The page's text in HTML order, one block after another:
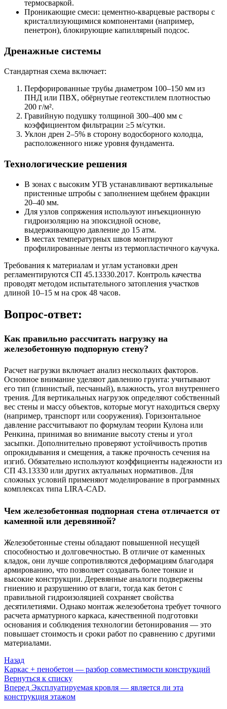
термосваркой.
Проникающие смеси: цементно-кварцевые растворы с
кристаллизующимися компонентами (например,
пенетрон), блокирующие капиллярный подсос.
Дренажные системы
Стандартная схема включает:
Перфорированные трубы диаметром 100–150 мм из
ПНД или ПВХ, обёрнутые геотекстилем плотностью
200 г/м².
Гравийную подушку толщиной 300–400 мм с
коэффициентом фильтрации ≥5 м/сутки.
Уклон дрен 2–5% в сторону водосборного колодца,
расположенного ниже уровня фундамента.
Технологические решения
В зонах с высоким УГВ устанавливают вертикальные
пристенные штробы с заполнением щебнем фракции
20–40 мм.
Для узлов сопряжения используют инъекционную
гидроизоляцию на эпоксидной основе,
выдерживающую давление до 15 атм.
В местах температурных швов монтируют
профилированные ленты из термопластичного каучука.
Требования к материалам и углам установки дрен
регламентируются СП 45.13330.2017. Контроль качества
проводят методом испытательного затопления участков
длиной 10–15 м на срок 48 часов.
Вопрос-ответ:
Как правильно рассчитать нагрузку на
железобетонную подпорную стену?
Расчет нагрузки включает анализ нескольких факторов.
Основное внимание уделяют давлению грунта: учитывают
его тип (глинистый, песчаный), влажность, угол внутреннего
трения. Для вертикальных нагрузок определяют собственный
вес стены и массу объектов, которые могут находиться сверху
(например, транспорт или сооружения). Горизонтальное
давление рассчитывают по формулам теории Кулона или
Ренкина, принимая во внимание высоту стены и угол
засыпки. Дополнительно проверяют устойчивость против
опрокидывания и смещения, а также прочность сечения на
изгиб. Обязательно используют коэффициенты надежности из
СП 43.13330 или других актуальных нормативов. Для
сложных условий применяют моделирование в программных
комплексах типа LIRA-CAD.
Чем железобетонная подпорная стена отличается от
каменной или деревянной?
Железобетонные стены обладают повышенной несущей
способностью и долговечностью. В отличие от каменных
кладок, они лучше сопротивляются деформациям благодаря
армированию, что позволяет создавать более тонкие и
высокие конструкции. Деревянные аналоги подвержены
гниению и разрушению от влаги, тогда как бетон с
правильной гидроизоляцией сохраняет свойства
десятилетиями. Однако монтаж железобетона требует точного
расчета арматурного каркаса, качественной подготовки
основания и соблюдения технологии бетонирования — это
повышает стоимость и сроки работ по сравнению с другими
материалами.
Назад
Каркас + пенобетон — разбор совместимости конструкций
Вернуться к списку
Вперед Эксплуатируемая кровля — является ли эта
конструкция этажом